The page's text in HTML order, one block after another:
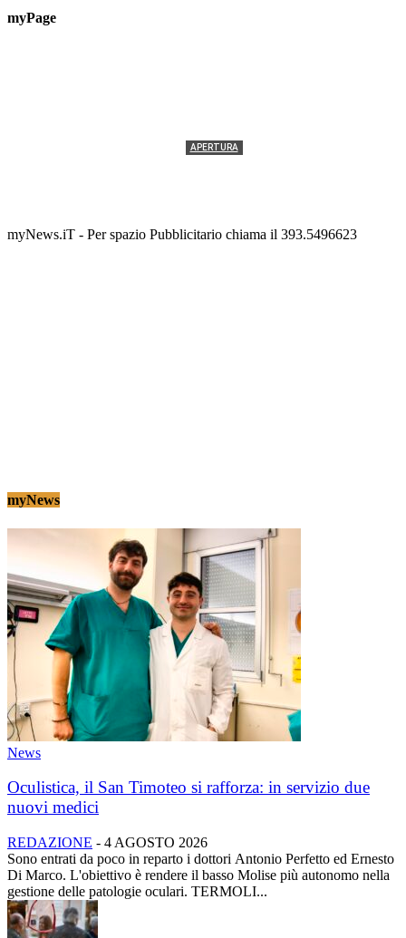
myPage
APERTURA
myNews.iT - Per spazio Pubblicitario chiama il 393.5496623
myNews
News
Oculistica, il San Timoteo si rafforza: in servizio due
nuovi medici
REDAZIONE - 4 AGOSTO 2026
Sono entrati da poco in reparto i dottori Antonio Perfetto ed Ernesto
Di Marco. L'obiettivo è rendere il basso Molise più autonomo nella
gestione delle patologie oculari. TERMOLI...